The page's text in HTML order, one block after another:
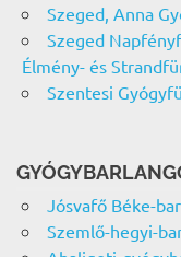
Szeged, Anna
Szeged
Élmény- és
Szentesi
Jósvafő Béke-
Szemlő-hegyi-